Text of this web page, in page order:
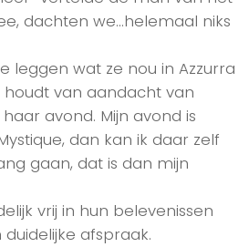
dachten we…helemaal niks
leggen wat ze nou in Azzurra
houdt van aandacht van
avond. Mijn avond is
dan kan ik daar zelf
gaan, dat is dan mijn
vrij in hun belevenissen
afspraak.